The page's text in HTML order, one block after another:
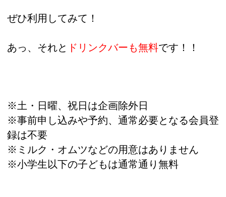
ぜひ利用してみて！
あっ、それと ドリンクバーも無料です！！
※土・日曜、祝日は企画除外日
※事前申し込みや予約、通常必要となる会員登
録は不要
※ミルク・オムツなどの用意はありません
※小学生以下の子どもは通常通り無料